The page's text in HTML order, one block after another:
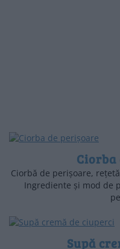
Ciorba
Ciorbă de perișoare,
Ingrediente și mod de
Supă